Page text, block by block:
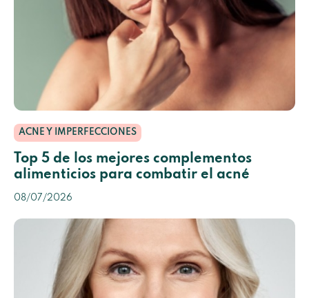
ACNE Y IMPERFECCIONES
Top 5 de los mejores complementos
alimenticios para combatir el acné
08/07/2026